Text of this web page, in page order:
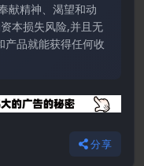
献精神、渴望和动
本损失风险,并且无
产品就能获得任何收
分享